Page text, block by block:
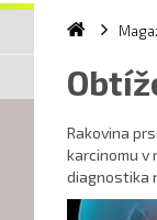
Rakovina
karcinomu v
diagnostika